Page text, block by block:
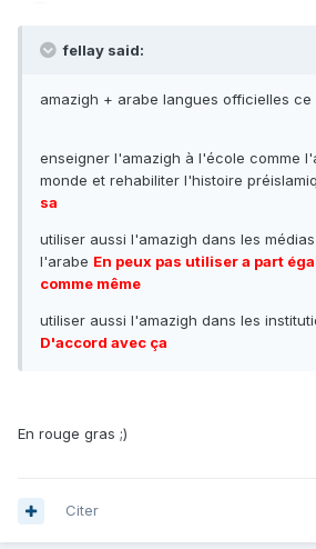
fellay said:
amazigh + arabe langues officielles ce
enseigner l'amazigh à l'école comme
monde et rehabiliter l'histoire
sa
utiliser aussi l'amazigh dans les
l'arabe En peux pas utiliser a part
comme même
utiliser aussi l'amazigh dans les
D'accord avec ça
En rouge gras ;)
Citer